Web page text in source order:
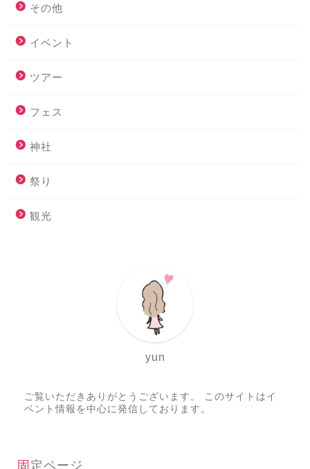
その他
イベント
ツアー
フェス
神社
祭り
観光
yun
ご覧いただきありがとうございます。 このサイトはイ
ベント情報を中心に発信しております。
固定ページ